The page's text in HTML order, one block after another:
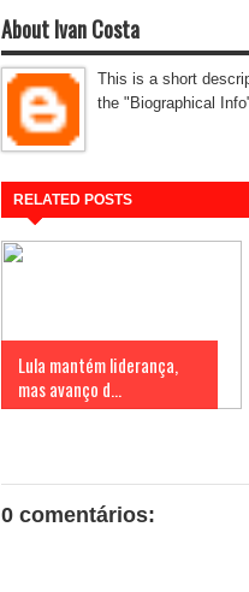
About Ivan Costa
This is a short
the "Biographical
RELATED POSTS
Lula mantém liderança,
mas avanço d...
0 comentários: